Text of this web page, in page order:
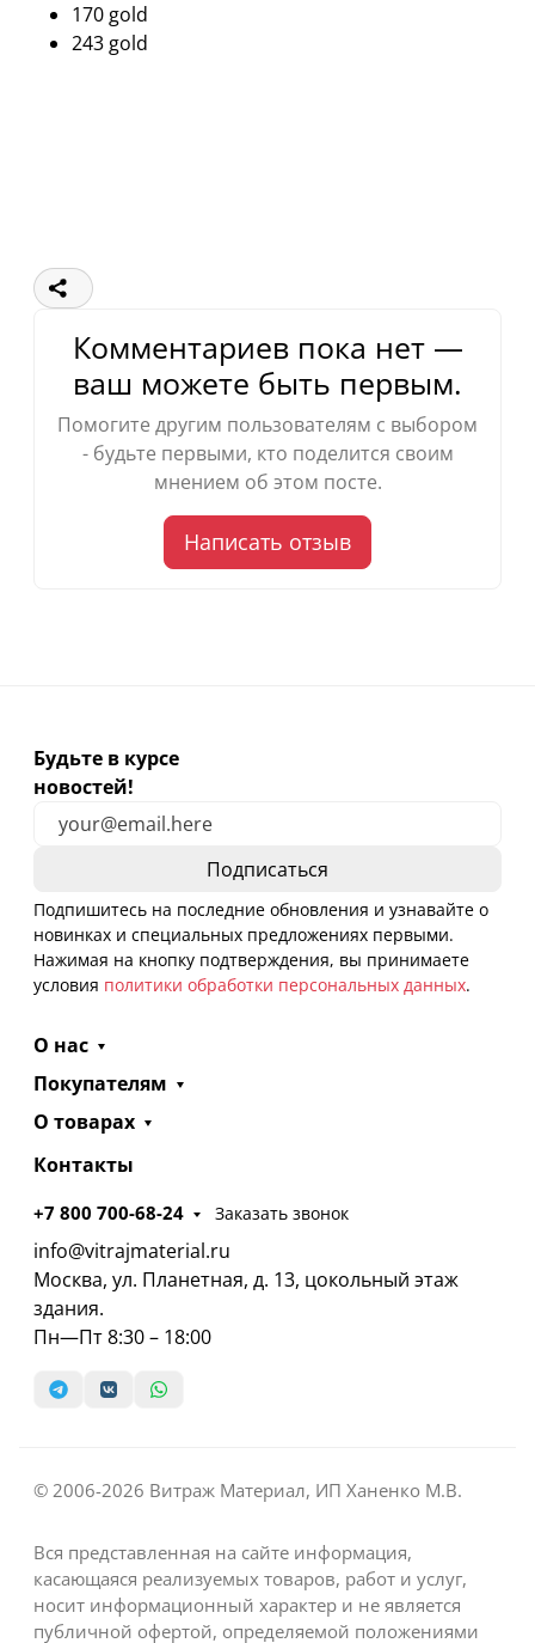
170 gold
243 gold
Комментариев пока нет —
ваш можете быть первым.
Помогите другим пользователям с выбором
- будьте первыми, кто поделится своим
мнением об этом посте.
Написать отзыв
Будьте в курсе
новостей!
Подпишитесь на последние обновления и узнавайте о
новинках и специальных предложениях первыми.
Нажимая на кнопку подтверждения, вы принимаете
условия политики обработки персональных данных.
О нас
Покупателям
О товарах
Контакты
+7 800 700-68-24 Заказать звонок
info@vitrajmaterial.ru
Москва, ул. Планетная, д. 13, цокольный этаж
здания.
Пн—Пт 8:30 – 18:00
© 2006-2026 Витраж Материал, ИП Ханенко М.В.
Вся представленная на сайте информация,
касающаяся реализуемых товаров, работ и услуг,
носит информационный характер и не является
публичной офертой, определяемой положениями